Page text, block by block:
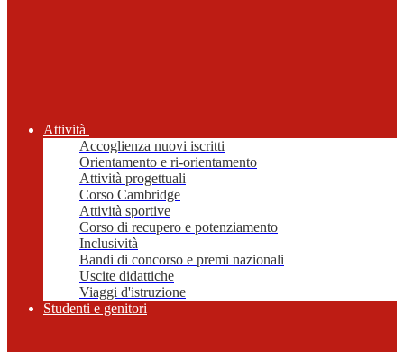
Attività
Accoglienza nuovi iscritti
Orientamento e ri-orientamento
Attività progettuali
Corso Cambridge
Attività sportive
Corso di recupero e potenziamento
Inclusività
Bandi di concorso e premi nazionali
Uscite didattiche
Viaggi d'istruzione
Studenti e genitori